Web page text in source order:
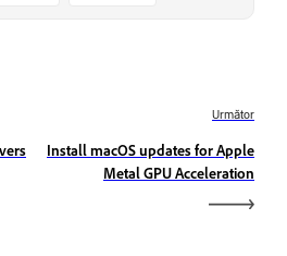
Următor
Install macOS updates for Apple
Metal GPU Acceleration